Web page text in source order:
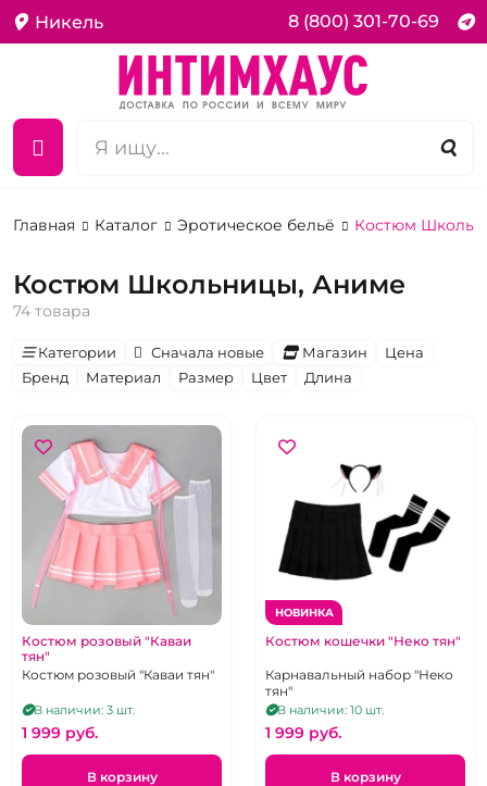
Никель 8 (800) 301-70-69
Главная Каталог Эротическое бельё Костюм
Костюм Школьницы, Аниме
74 товара
Категории Сначала новые Магазин
Цена
Бренд
Материал Размер Цвет Длина
Костюм розовый "Каваи
тян"
Костюм розовый "Каваи тян"
В наличии: 3 шт.
1 999 pуб.
В корзину
НОВИНКА
Костюм кошечки "Неко тян"
Карнавальный набор "Неко
тян"
В наличии: 10 шт.
1 999 pуб.
В корзину